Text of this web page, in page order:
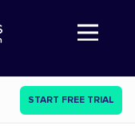
Abre a navegação
START FREE TRIAL